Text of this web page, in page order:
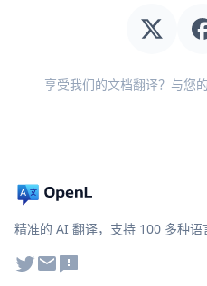
享受我们的文档翻译？与您
精准的 AI 翻译，支持 100 多种语